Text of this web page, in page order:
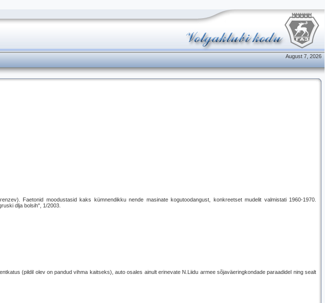
August 7, 2026
Faetonid moodustasid kaks kümnendikku nende masinate kogutoodangust, konkreetset mudelit valmistati 1960-1970.
dlja bolsih", 1/2003.
(pildil olev on pandud vihma kaitseks), auto osales ainult erinevate N.Liidu armee sõjaväeringkondade paraadidel ning sealt